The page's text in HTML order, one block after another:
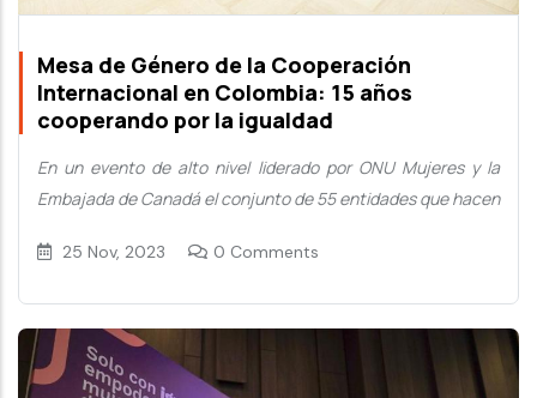
Mesa de Género de la Cooperación
Internacional en Colombia: 15 años
cooperando por la igualdad
En un evento de alto nivel liderado por ONU Mujeres y la
Embajada de Canadá el conjunto de 55 entidades que hacen
25 Nov, 2023 0 Comments